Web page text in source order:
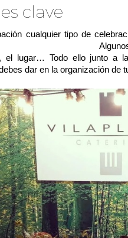
clave
cualquier tipo de
el lugar… Todo ello junto a
dar en la organización de